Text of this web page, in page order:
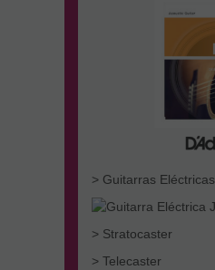
> Guitarras Eléctricas
> Stratocaster
> Telecaster